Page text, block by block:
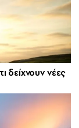
δείχνουν νέες